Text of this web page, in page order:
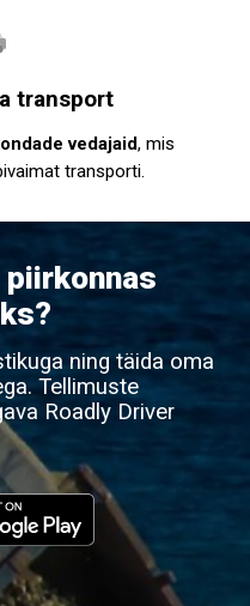
transport
vedajaid, mis
transporti.
piirkonnas
ning täida oma
Tellimuste
Roadly Driver